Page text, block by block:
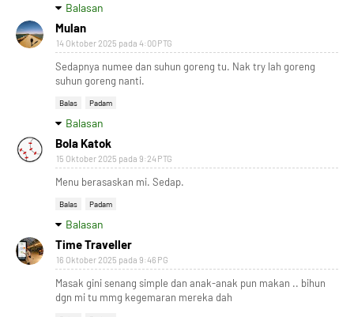
Balasan
Mulan
14 Oktober 2025 pada 4:00 PTG
Sedapnya numee dan suhun goreng tu. Nak try lah goreng
suhun goreng nanti.
Balas Padam
Balasan
Bola Katok
15 Oktober 2025 pada 9:24 PTG
Menu berasaskan mi. Sedap.
Balas Padam
Balasan
Time Traveller
16 Oktober 2025 pada 9:46 PG
Masak gini senang simple dan anak-anak pun makan .. bihun
dgn mi tu mmg kegemaran mereka dah